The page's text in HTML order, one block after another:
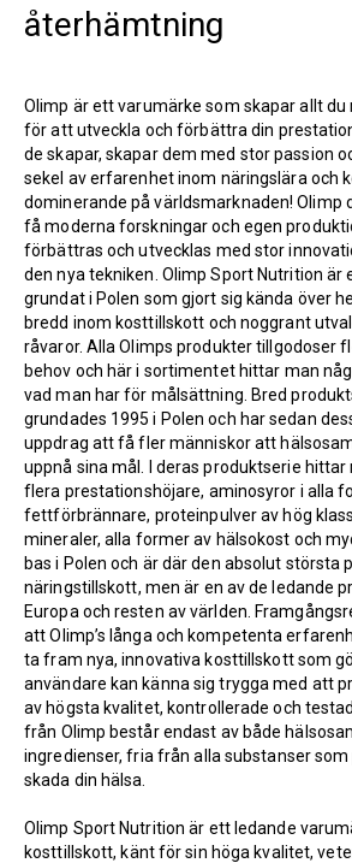
återhämtning
Olimp är ett varumärke som skapar allt du
för att utveckla och förbättra din
de skapar, skapar dem med stor passion
sekel av erfarenhet inom näringslära och
dominerande på världsmarknaden! Olimp
få moderna forskningar och egen
förbättras och utvecklas med stor
den nya tekniken. Olimp Sport Nutrition är
grundat i Polen som gjort sig kända över
bredd inom kosttillskott och noggrant
råvaror. Alla Olimps produkter tillgodoser
behov och här i sortimentet hittar man
vad man har för målsättning. Bred
grundades 1995 i Polen och har sedan
uppdrag att få fler människor att
uppnå sina mål. I deras produktserie
flera prestationshöjare, aminosyror i alla
fettförbrännare, proteinpulver av hög
mineraler, alla former av hälsokost och
bas i Polen och är där den absolut största
näringstillskott, men är en av de ledande
Europa och resten av världen.
att Olimp’s långa och kompetenta
ta fram nya, innovativa kosttillskott som
användare kan känna sig trygga med att
av högsta kvalitet, kontrollerade och
från Olimp består endast av både
ingredienser, fria från alla substanser
skada din hälsa.
Olimp Sport Nutrition är ett ledande
kosttillskott, känt för sin höga kvalitet,